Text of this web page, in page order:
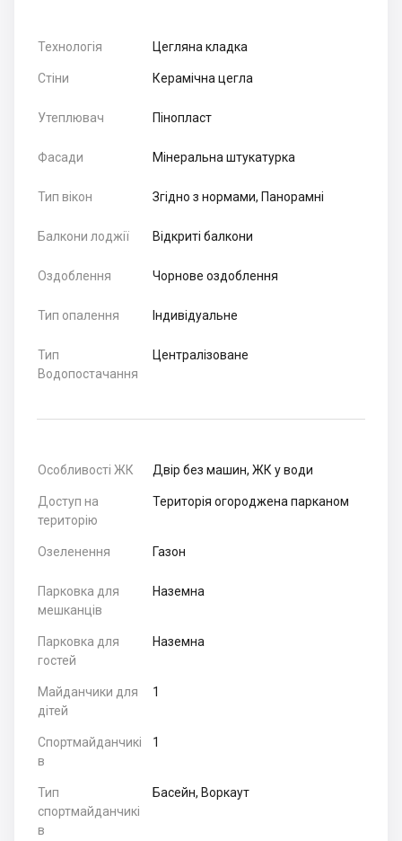
Технологія Цегляна кладка
Стіни Керамічна цегла
Утеплювач Пінопласт
Фасади Мінеральна штукатурка
Тип вікон Згідно з нормами, Панорамні
Балкони лоджії Відкриті балкони
Оздоблення Чорнове оздоблення
Тип опалення Індивідуальне
Тип
Водопостачання
Централізоване
Особливості ЖК Двір без машин, ЖК у води
Доступ на
територію
Територія огороджена парканом
Озеленення Газон
Парковка для
мешканців
Наземна
Парковка для
гостей
Наземна
Майданчики для
дітей
1
Спортмайданчикі
в
1
Тип
спортмайданчикі
в
Басейн, Воркаут